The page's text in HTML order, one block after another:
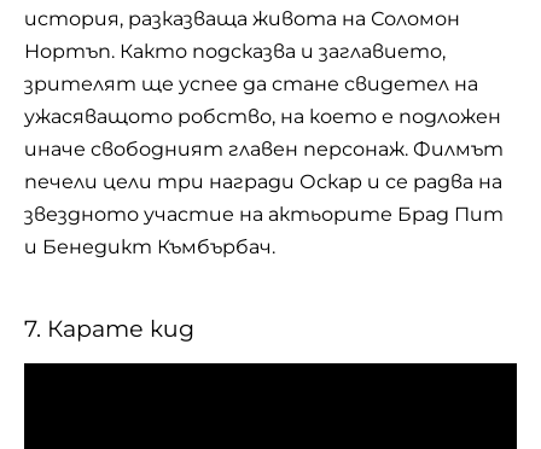
история, разказваща живота на Соломон
Нортъп. Както подсказва и заглавието,
зрителят ще успее да стане свидетел на
ужасяващото робство, на което е подложен
иначе свободният главен персонаж. Филмът
печели цели три награди Оскар и се радва на
звездното участие на актьорите Брад Пит
и Бенедикт Къмбърбач.
7. Карате кид